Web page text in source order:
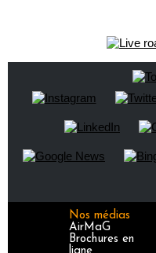
Nos médias
AirMaG
Brochures en